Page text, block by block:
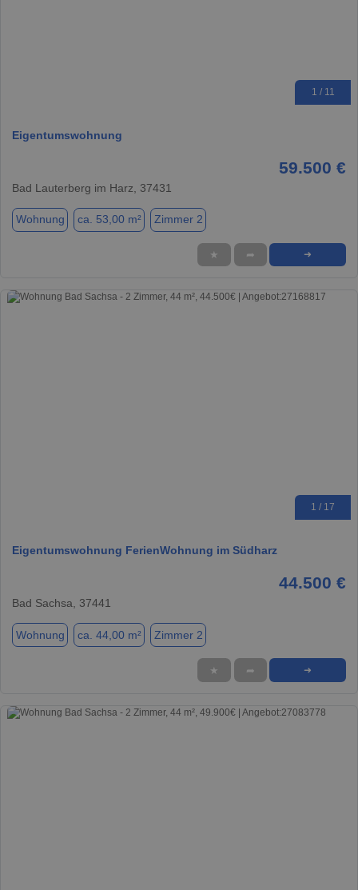
1 / 11
Eigentumswohnung
59.500 €
Bad Lauterberg im Harz, 37431
Wohnung ca. 53,00 m² Zimmer 2
★ ➦ ➜
1 / 17
Eigentumswohnung FerienWohnung im Südharz
44.500 €
Bad Sachsa, 37441
Wohnung ca. 44,00 m² Zimmer 2
★ ➦ ➜